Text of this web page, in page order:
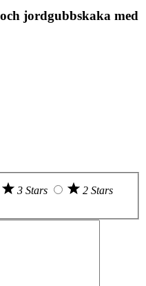
jordgubbskaka med
3 Stars
2 Stars